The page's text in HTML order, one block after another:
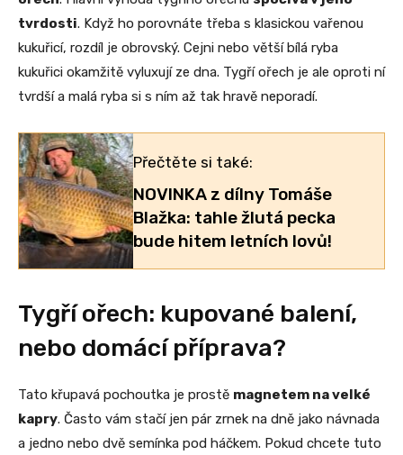
tvrdosti. Když ho porovnáte třeba s klasickou vařenou
kukuřicí, rozdíl je obrovský. Cejni nebo větší bílá ryba
kukuřici okamžitě vyluxují ze dna. Tygří ořech je ale oproti ní
tvrdší a malá ryba si s ním až tak hravě neporadí.
Přečtěte si také:
NOVINKA z dílny Tomáše
Blažka: tahle žlutá pecka
bude hitem letních lovů!
Tygří ořech: kupované balení,
nebo domácí příprava?
Tato křupavá pochoutka je prostě magnetem na velké
kapry. Často vám stačí jen pár zrnek na dně jako návnada
a jedno nebo dvě semínka pod háčkem. Pokud chcete tuto